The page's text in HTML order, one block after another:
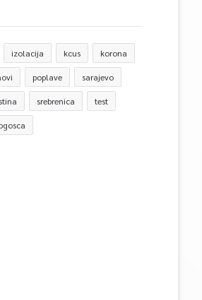
izolacija kcus korona
poplave sarajevo
srebrenica test